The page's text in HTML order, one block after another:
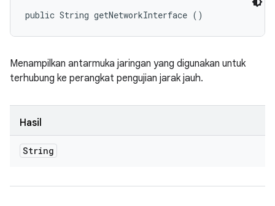
public String getNetworkInterface ()
Menampilkan antarmuka jaringan yang digunakan untuk
terhubung ke perangkat pengujian jarak jauh.
Hasil
String